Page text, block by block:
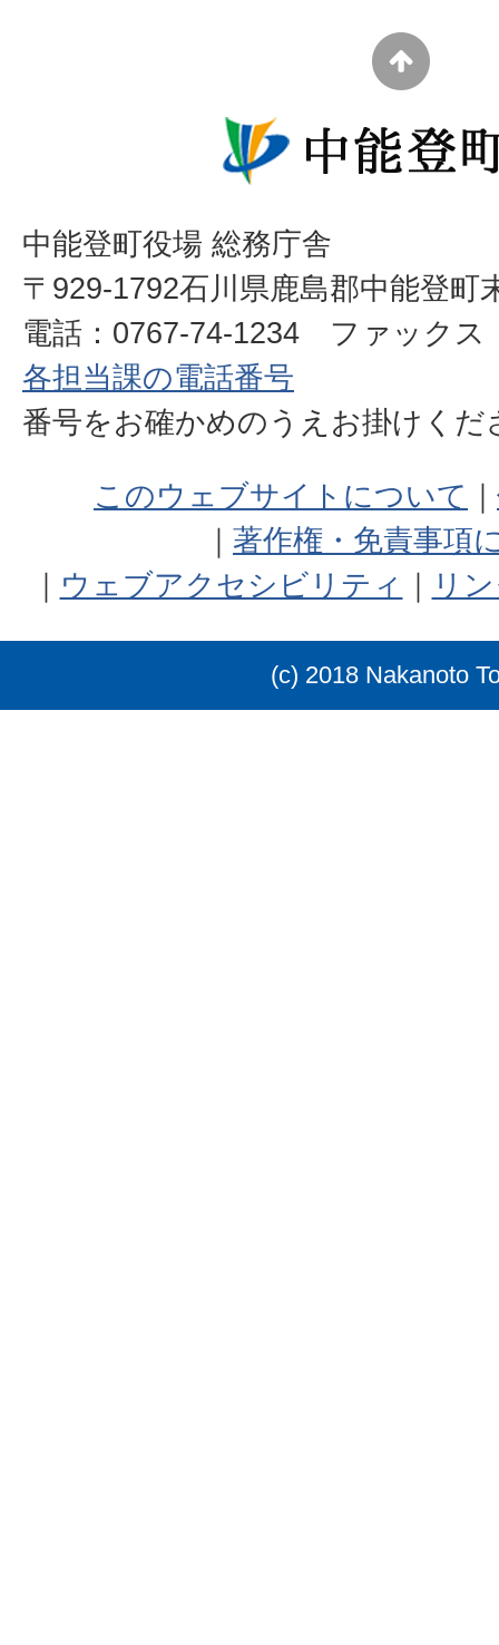
中能登町役場 総務庁舎
〒929-1792石川県鹿島郡中能登町
電話：0767-74-1234 ファックス
各担当課の電話番号
番号をお確かめのうえお掛けく
このウェブサイトについて
著作権・免責事項
ウェブアクセシビリティ
リ
(c) 2018 Nakanoto